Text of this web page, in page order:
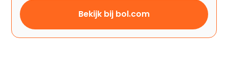
Bekijk bij bol.com